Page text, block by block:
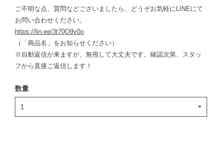
ご不明な点、質問などございましたら、どうぞお気軽にLINEにて
お問い合わせください。
https://lin.ee/3t70O9v0o
（「商品名」をお知らせください）
※自動返信が来ますが、無視して大丈夫です。確認次第、スタッ
フから直接ご返信します！
数量